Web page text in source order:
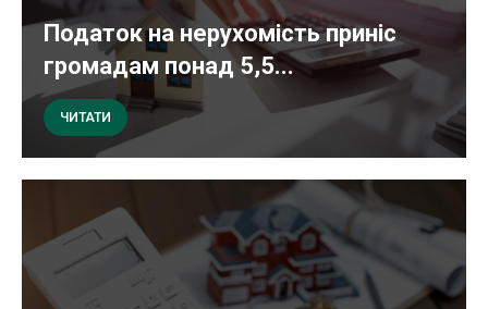
Податок на нерухомість приніс
громадам понад 5,5...
ЧИТАТИ